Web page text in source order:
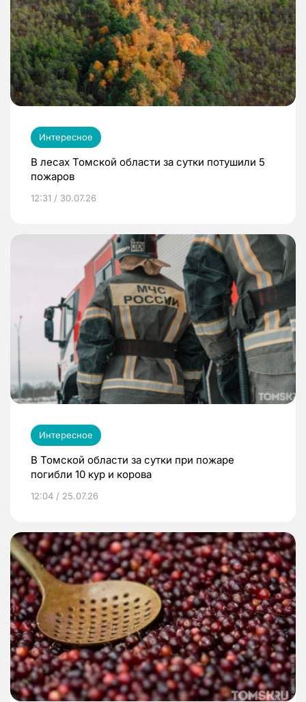
Интересное
В лесах Томской области за сутки потушили 5
пожаров
12:31 / 30.07.26
Интересное
В Томской области за сутки при пожаре
погибли 10 кур и корова
12:04 / 25.07.26